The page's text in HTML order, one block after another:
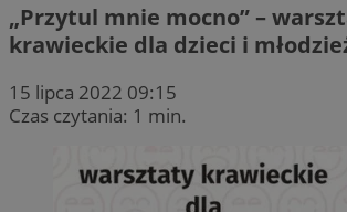
„Przytul mnie mocno” –
krawieckie dla dzieci i
15 lipca 2022 09:15
Czas czytania: 1 min.